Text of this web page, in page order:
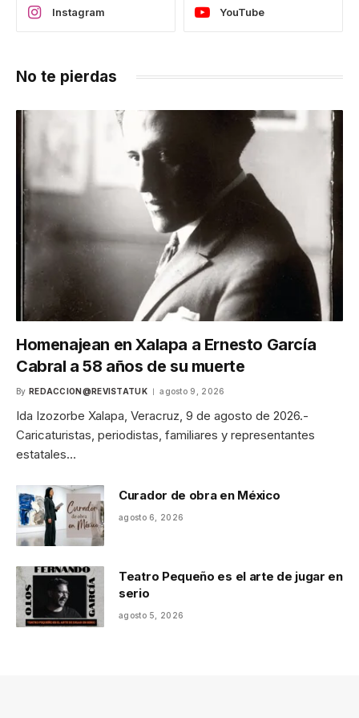
Instagram YouTube
No te pierdas
Homenajean en Xalapa a Ernesto García
Cabral a 58 años de su muerte
By REDACCION@REVISTATUK agosto 9, 2026
Ida Izozorbe Xalapa, Veracruz, 9 de agosto de 2026.-
Caricaturistas, periodistas, familiares y representantes
estatales…
Curador de obra en México
agosto 6, 2026
Teatro Pequeño es el arte de jugar en
serio
agosto 5, 2026